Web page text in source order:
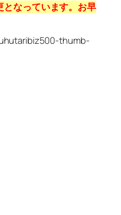
となっています。お早